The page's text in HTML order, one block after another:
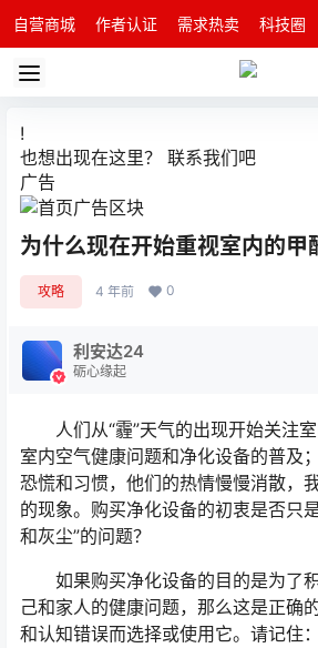
自营商城 作者认证 需求热卖 科技圈
!
也想出现在这里？ 联系我们吧
广告
为什么现在开始重视室内的甲
攻略 4 年前 0
利安达24
砺心缘起
人们从“霾”天气的出现开始关注室
室内空气健康问题和净化设备的普及
恐慌和习惯，他们的热情慢慢消散，
的现象。购买净化设备的初衷是否只
和灰尘”的问题？
如果购买净化设备的目的是为了
己和家人的健康问题，那么这是正确
和认知错误而选择或使用它。请记住